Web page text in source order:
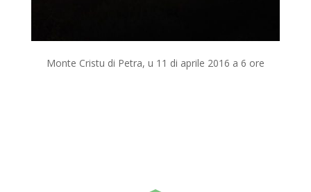
Monte Cristu di Petra, u 11 di aprile 2016 a 6 ore